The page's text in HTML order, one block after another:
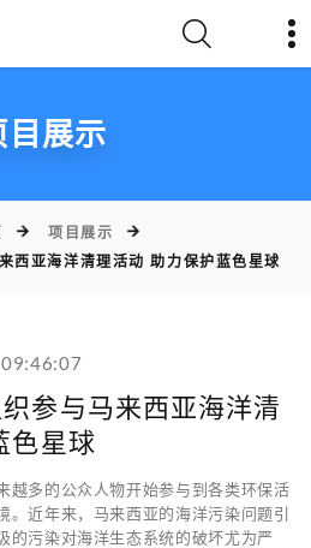
目展示
项目展示
西亚海洋清理活动 助力保护蓝色星球
参与马来西亚海洋清
色星球
越多的公众人物开始参与到各类环保活
。近年来，马来西亚的海洋污染问题引
的污染对海洋生态系统的破坏尤为严